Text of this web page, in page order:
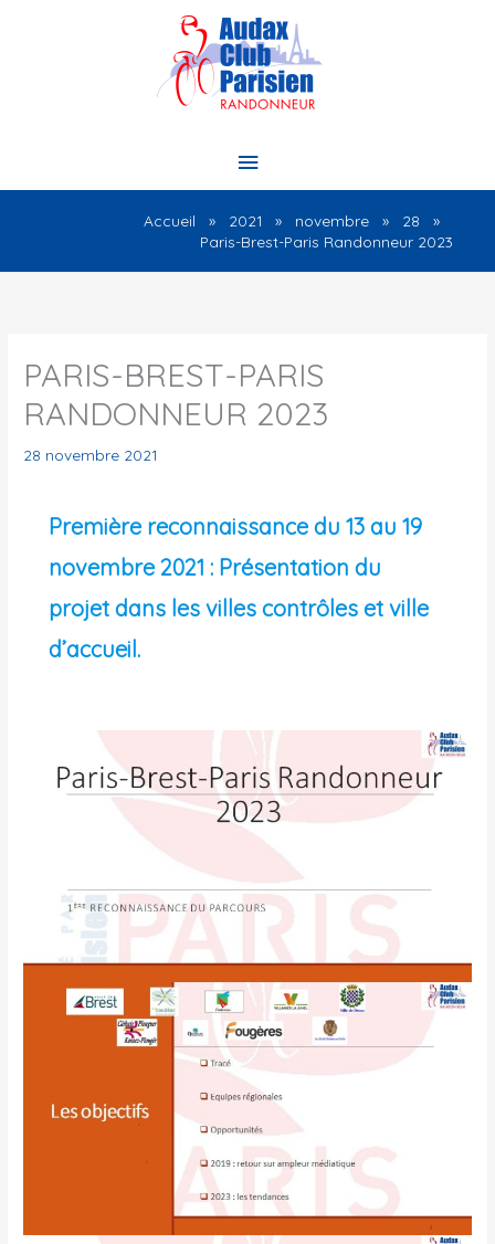
Menu
Accueil 2021 novembre
28
Paris-Brest-Paris Randonneur 2023
PARIS-BREST-PARIS
RANDONNEUR 2023
28 novembre 2021
Première reconnaissance du 13 au 19
novembre 2021 : Présentation du
projet dans les villes contrôles et ville
d’accueil.